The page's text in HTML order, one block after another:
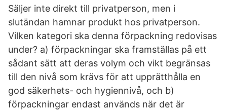
Säljer inte direkt till privatperson, men i
slutändan hamnar produkt hos privatperson.
Vilken kategori ska denna förpackning redovisas
under? a) förpackningar ska framställas på ett
sådant sätt att deras volym och vikt begränsas
till den nivå som krävs för att upprätthålla en
god säkerhets- och hygiennivå, och b)
förpackningar endast används när det är